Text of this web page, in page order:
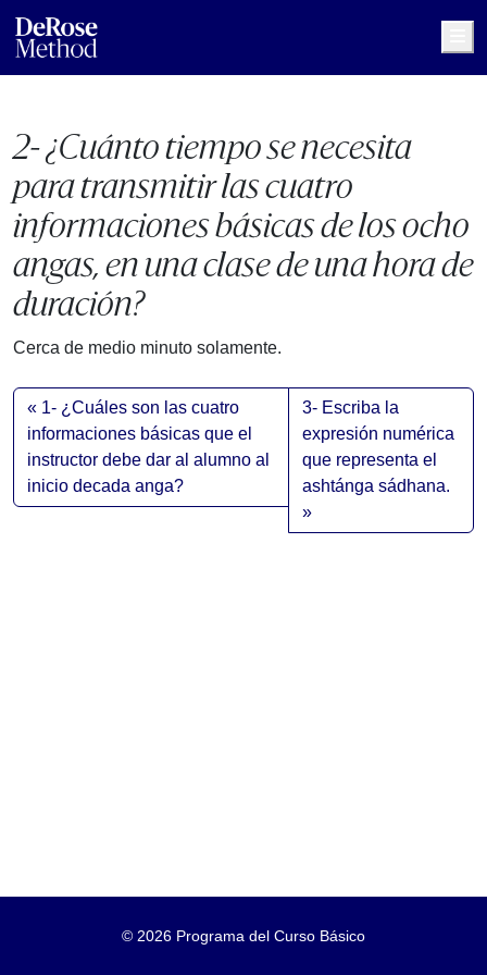
2- ¿Cuánto tiempo se necesita
para transmitir las cuatro
informaciones básicas de los ocho
angas, en una clase de una hora de
duración?
Cerca de medio minuto solamente.
1- ¿Cuáles son las cuatro
informaciones básicas que el
instructor debe dar al alumno al
inicio decada anga?
3- Escriba la
expresión numérica
que representa el
ashtánga sádhana.
© 2026 Programa del Curso Básico